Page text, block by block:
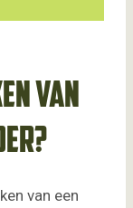
van
van een